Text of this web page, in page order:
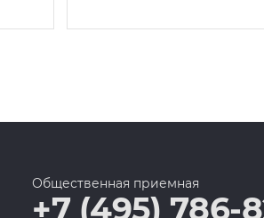
Общественная приемная
+7 (495) 786-